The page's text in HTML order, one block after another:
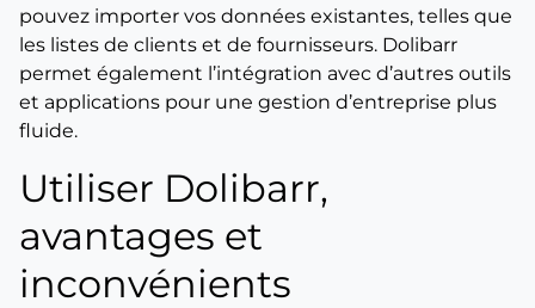
pouvez importer vos données existantes, telles que
les listes de clients et de fournisseurs. Dolibarr
permet également l’intégration avec d’autres outils
et applications pour une gestion d’entreprise plus
fluide.
Utiliser Dolibarr,
avantages et
inconvénients